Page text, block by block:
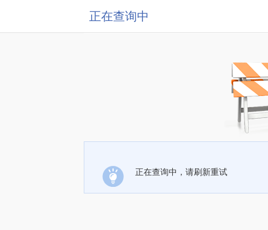
正在查询中
正在查询中，请刷新重试